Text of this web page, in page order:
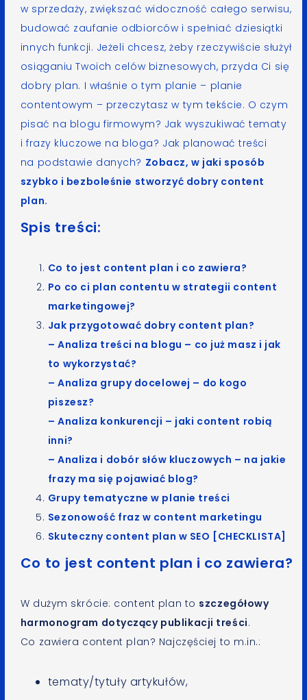
w sprzedaży, zwiększać widoczność całego serwisu,
budować zaufanie odbiorców i spełniać dziesiątki
innych funkcji. Jeżeli chcesz, żeby rzeczywiście służył
osiąganiu Twoich celów biznesowych, przyda Ci się
dobry plan. I właśnie o tym planie – planie
contentowym – przeczytasz w tym tekście. O czym
pisać na blogu firmowym? Jak wyszukiwać tematy
i frazy kluczowe na bloga? Jak planować treści
na podstawie danych? Zobacz, w jaki sposób
szybko i bezboleśnie stworzyć dobry content
plan.
Spis treści:
Co to jest content plan i co zawiera?
Po co ci plan contentu w strategii content
marketingowej?
Jak przygotować dobry content plan?
– Analiza treści na blogu – co już masz i jak
to wykorzystać?
– Analiza grupy docelowej – do kogo
piszesz?
– Analiza konkurencji – jaki content robią
inni?
– Analiza i dobór słów kluczowych – na jakie
frazy ma się pojawiać blog?
Grupy tematyczne w planie treści
Sezonowość fraz w content marketingu
Skuteczny content plan w SEO [CHECKLISTA]
Co to jest content plan i co zawiera?
W dużym skrócie: content plan to szczegółowy
harmonogram dotyczący publikacji treści.
Co zawiera content plan? Najczęściej to m.in.:
tematy/tytuły artykułów,